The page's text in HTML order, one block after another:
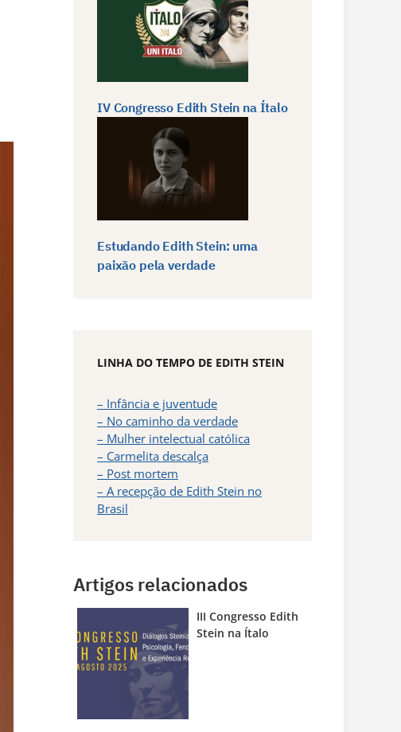
IV Congresso Edith Stein na Ítalo
Estudando Edith Stein: uma
paixão pela verdade
LINHA DO TEMPO DE EDITH STEIN
– Infância e juventude
– No caminho da verdade
– Mulher intelectual católica
– Carmelita descalça
– Post mortem
– A recepção de Edith Stein no
Brasil
Artigos relacionados
III Congresso Edith
Stein na Ítalo